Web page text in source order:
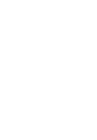
used to help us analyze